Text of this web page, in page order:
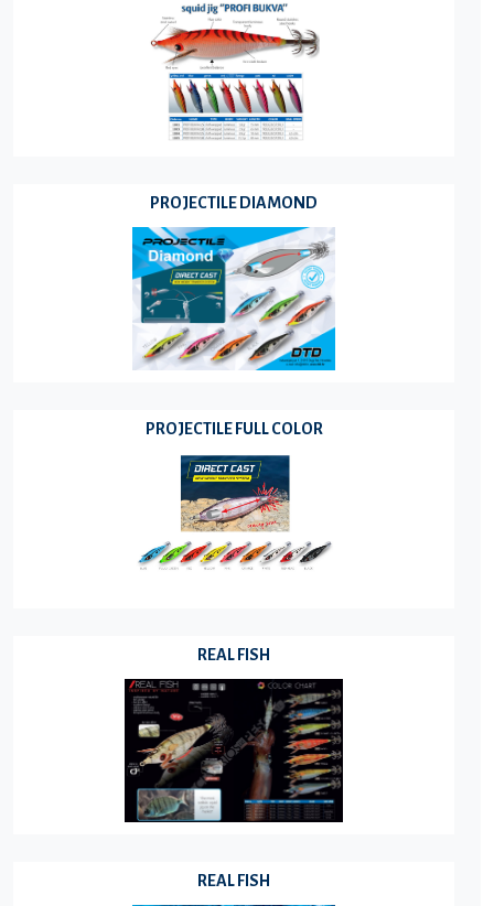
PROJECTILE DIAMOND
PROJECTILE FULL COLOR
REAL FISH
REAL FISH